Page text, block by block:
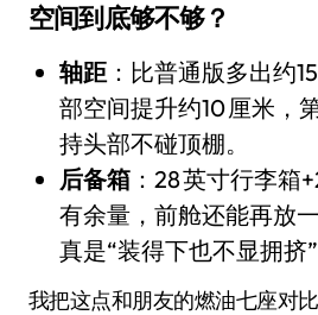
空间到底够不够？
轴距：比普通版多出约
部空间提升约10 厘米，
持头部不碰顶棚。
后备箱：28 英寸行李箱
有余量，前舱还能再放
真是“装得下也不显拥挤”
我把这点和朋友的燃油七座对